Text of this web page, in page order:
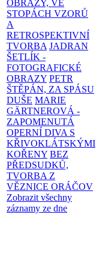
OBRAZY, VE
STOPÁCH VZORŮ
A
RETROSPEKTIVNÍ
TVORBA JADRAN
ŠETLÍK -
FOTOGRAFICKÉ
OBRAZY PETR
ŠTĚPÁN, ZA SPÁSU
DUŠE MARIE
GÄRTNEROVÁ -
ZAPOMENUTÁ
OPERNÍ DIVA S
KŘIVOKLÁTSKÝMI
KOŘENY BEZ
PŘEDSUDKŮ,
TVORBA Z
VĚZNICE ORÁČOV
Zobrazit všechny
záznamy ze dne